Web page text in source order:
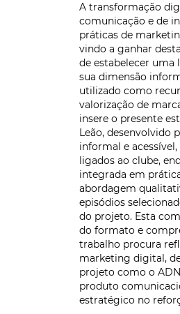
A transformação
comunicação e de
práticas de
vindo a ganhar
de estabelecer uma
sua dimensão
utilizado como
valorização de
insere o presente
Leão, desenvolvido
informal e
ligados ao clube,
integrada em
abordagem
episódios
do projeto. Esta
do formato e
trabalho procura
marketing digital,
projeto como o
produto
estratégico no